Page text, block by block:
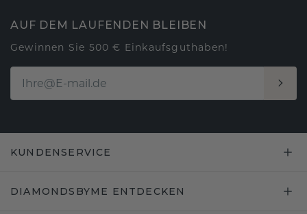
AUF DEM LAUFENDEN BLEIBEN
Gewinnen Sie 500 € Einkaufsguthaben!
KUNDENSERVICE
DIAMONDSBYME ENTDECKEN